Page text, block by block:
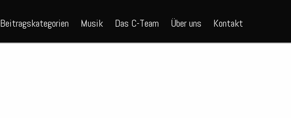
Beitragskategorien Musik Das C-Team Über uns Kontakt